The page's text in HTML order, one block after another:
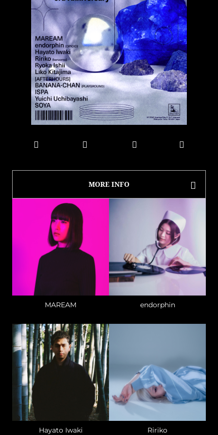
MORE INFO
MAREAM endorphin
Hayato Iwaki Ririko